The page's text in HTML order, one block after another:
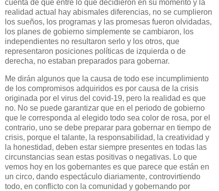
cuenta de que entre lo que decidieron en su momento y la
realidad actual hay abismales diferencias, no se cumplieron
los sueños, los programas y las promesas fueron olvidadas,
los planes de gobierno simplemente se cambiaron, los
independientes no resultaron serlo y los otros, que
representaron posiciones políticas de izquierda o de
derecha, no estaban preparados para gobernar.
Me dirán algunos que la causa de todo ese incumplimiento
de los compromisos adquiridos es por causa de la crisis
originada por el virus del covid-19, pero la realidad es que
no. No se puede garantizar que en el periodo de gobierno
que le corresponda al elegido todo sea color de rosa, por el
contrario, uno se debe preparar para gobernar en tiempo de
crisis, porque el talante, la responsabilidad, la creatividad y
la honestidad, deben estar siempre presentes en todas las
circunstancias sean estas positivas o negativas. Lo que
vemos hoy en los gobernantes es que parece que están en
un circo, dando espectáculo diariamente, controvirtiendo
todo, en conflicto con la comunidad y gobernando por